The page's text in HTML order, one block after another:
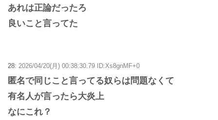
あれは正論だったろ
良いこと言ってた
28: 2026/04/20(月) 00:38:30.79 ID:Xs8gnMF+0
匿名で同じこと言ってる奴らは問題なくて
有名人が言ったら大炎上
なにこれ？